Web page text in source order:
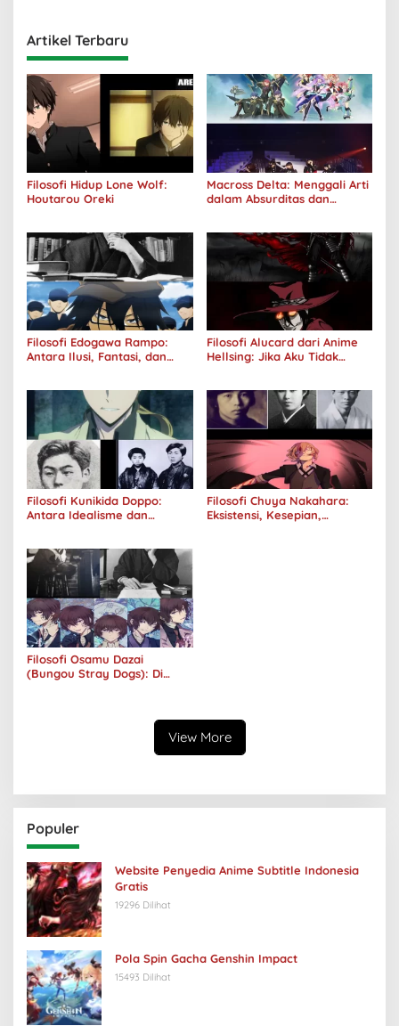
Artikel Terbaru
Filosofi Hidup Lone Wolf:
Houtarou Oreki
Macross Delta: Menggali Arti
dalam Absurditas dan
Filosofi Edogawa Rampo:
Antara Ilusi, Fantasi, dan
Filosofi Alucard dari Anime
Hellsing: Jika Aku Tidak
Filosofi Kunikida Doppo:
Antara Idealisme dan
Filosofi Chuya Nakahara:
Eksistensi, Kesepian,
Filosofi Osamu Dazai
(Bungou Stray Dogs): Di
View More
Populer
Website Penyedia Anime Subtitle Indonesia
Gratis
19296 Dilihat
Pola Spin Gacha Genshin Impact
15493 Dilihat